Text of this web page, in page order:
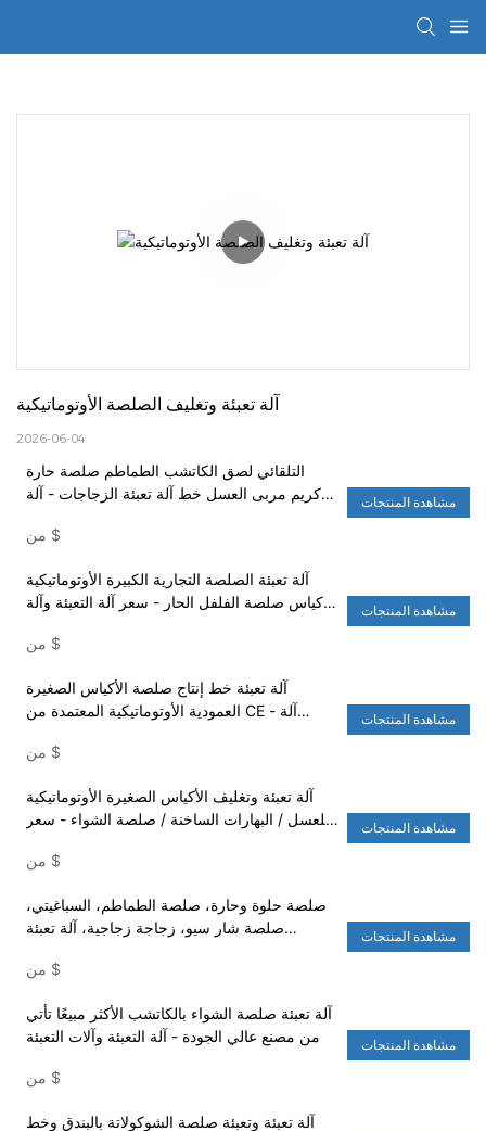
آلة تعبئة وتغليف الصلصة الأوتوماتيكية
2026-06-04
التلقائي لصق الكاتشب الطماطم صلصة حارة
كريم مربى العسل خط آلة تعبئة الزجاجات - آلة
$
مشاهدة المنتجات
آلة تعبئة الصلصة التجارية الكبيرة الأوتوماتيكية
لأكياس صلصة الفلفل الحار - سعر آلة التعبئة وآلة
$
مشاهدة المنتجات
آلة تعبئة خط إنتاج صلصة الأكياس الصغيرة
العمودية الأوتوماتيكية المعتمدة من CE - آلة
$
مشاهدة المنتجات
آلة تعبئة وتغليف الأكياس الصغيرة الأوتوماتيكية
للعسل / البهارات الساخنة / صلصة الشواء - سعر
$
مشاهدة المنتجات
صلصة حلوة وحارة، صلصة الطماطم، السباغيتي،
صلصة شار سيو، زجاجة زجاجية، آلة تعبئة
$
مشاهدة المنتجات
آلة تعبئة صلصة الشواء بالكاتشب الأكثر مبيعًا تأتي
من مصنع عالي الجودة - آلة التعبئة وآلات التعبئة
$
مشاهدة المنتجات
آلة تعبئة وتعبئة صلصة الشوكولاتة بالبندق وخط